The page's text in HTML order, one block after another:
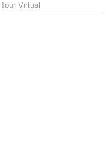
Tour Virtual